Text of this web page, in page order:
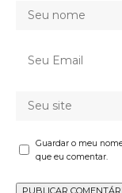
Guardar o meu
que eu comentar.